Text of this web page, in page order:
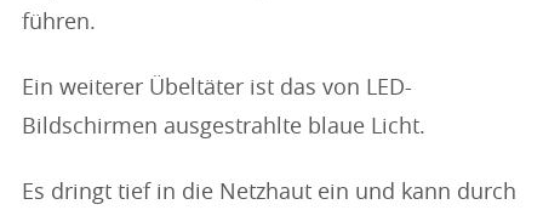
führen.
Ein weiterer Übeltäter ist das von LED-
Bildschirmen ausgestrahlte blaue Licht.
Es dringt tief in die Netzhaut ein und kann durch